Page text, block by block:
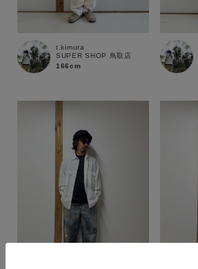
t.kimura
SUPER SHOP 鳥取店
166cm